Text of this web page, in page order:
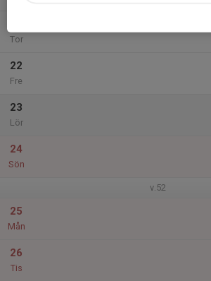
Tor
22
Fre
23
Lör
24
Sön
v.52
25
Mån
26
Tis